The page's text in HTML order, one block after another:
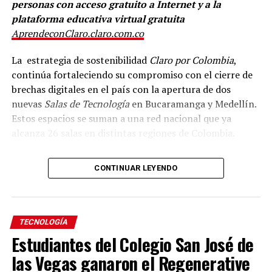
personas con acceso gratuito a Internet y a la
plataforma educativa virtual gratuita
AprendeconClaro.claro.com.co
La estrategia de sostenibilidad Claro por Colombia,
continúa fortaleciendo su compromiso con el cierre de
brechas digitales en el país con la apertura de dos
nuevas Salas de Tecnologíaen Bucaramanga y Medellín.
Estos espacios se suman a una red nacional que ya
Gracias a la alianza con PWC, PCSHECK y la
organización social internacional YMCA, las
formación y capacitación como
(AprendeconClaro.claro.com.co
fortalece habilidades para el desarrollo de negocios y
emprendimientos. Como parte de esta colaboración,
CONTINUAR LEYENDO
TECNOLOGÍA
Estudiantes del Colegio San José de
las Vegas ganaron el Regenerative